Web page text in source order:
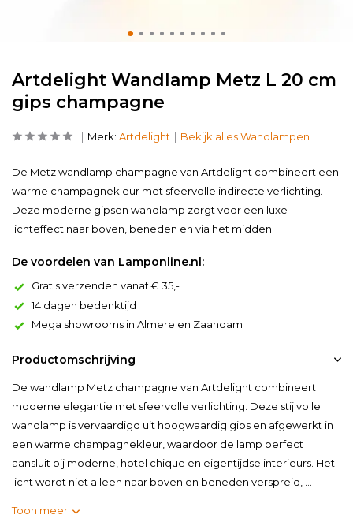
Artdelight Wandlamp Metz L 20 cm
gips champagne
Merk: Artdelight Bekijk alles Wandlampen
De Metz wandlamp champagne van Artdelight combineert een
warme champagnekleur met sfeervolle indirecte verlichting.
Deze moderne gipsen wandlamp zorgt voor een luxe
lichteffect naar boven, beneden en via het midden.
De voordelen van Lamponline.nl:
Gratis verzenden vanaf € 35,-
14 dagen bedenktijd
Mega showrooms in Almere en Zaandam
Productomschrijving
De wandlamp Metz champagne van Artdelight combineert
moderne elegantie met sfeervolle verlichting. Deze stijlvolle
wandlamp is vervaardigd uit hoogwaardig gips en afgewerkt in
een warme champagnekleur, waardoor de lamp perfect
aansluit bij moderne, hotel chique en eigentijdse interieurs. Het
licht wordt niet alleen naar boven en beneden verspreid, ...
Toon meer